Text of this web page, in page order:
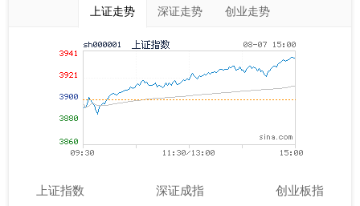
上证走势 深证走势 创业走势
上证指数 深证成指 创业板指